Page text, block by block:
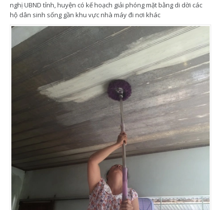
nghị UBND tỉnh, huyện có kế hoạch giải phóng mặt bằng di dời các
hộ dân sinh sống gần khu vực nhà máy đi nơi khác